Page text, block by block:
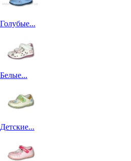
Голубые...
Белые...
Детские...